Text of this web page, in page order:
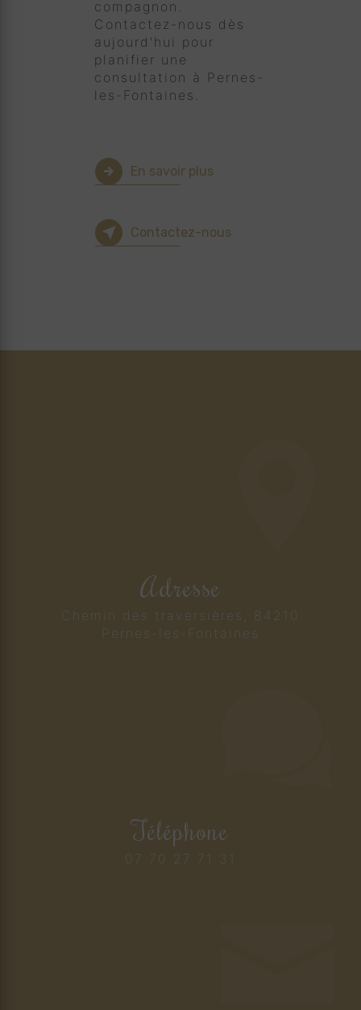
compagnon.
Contactez-nous dès
aujourd'hui pour
planifier une
consultation à Pernes-
les-Fontaines.
En savoir plus
Contactez-nous
Adresse
Chemin des traversières, 84210
Pernes-les-Fontaines
Téléphone
07 70 27 71 31